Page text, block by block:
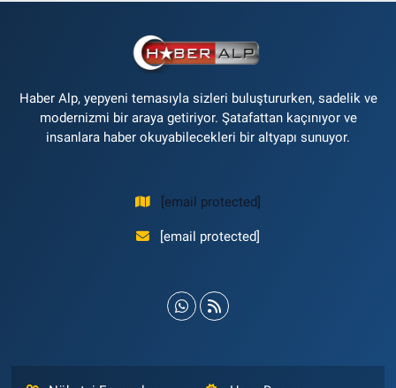
Haber Alp, yepyeni temasıyla sizleri buluştururken, sadelik ve
modernizmi bir araya getiriyor. Şatafattan kaçınıyor ve
insanlara haber okuyabilecekleri bir altyapı sunuyor.
[email protected]
[email protected]